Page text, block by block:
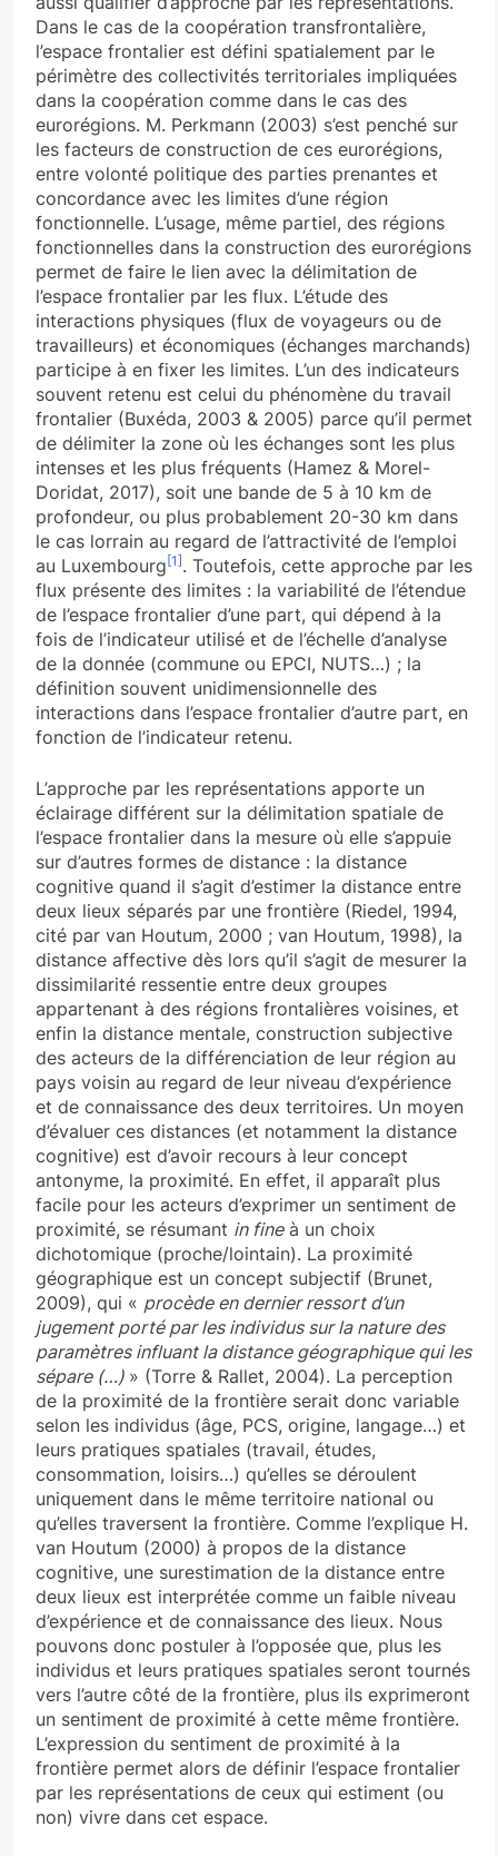
Dans le cas de la coopération transfrontalière,
l’espace frontalier est défini spatialement par le
périmètre des collectivités territoriales impliquées
dans la coopération comme dans le cas des
eurorégions. M. Perkmann (2003) s’est penché sur
les facteurs de construction de ces eurorégions,
entre volonté politique des parties prenantes et
concordance avec les limites d’une région
fonctionnelle. L’usage, même partiel, des régions
fonctionnelles dans la construction des eurorégions
permet de faire le lien avec la délimitation de
l’espace frontalier par les flux. L’étude des
interactions physiques (flux de voyageurs ou de
travailleurs) et économiques (échanges marchands)
participe à en fixer les limites. L’un des indicateurs
souvent retenu est celui du phénomène du travail
frontalier (Buxéda, 2003 & 2005) parce qu’il permet
de délimiter la zone où les échanges sont les plus
intenses et les plus fréquents (Hamez & Morel-
Doridat, 2017), soit une bande de 5 à 10 km de
profondeur, ou plus probablement 20-30 km dans
le cas lorrain au regard de l’attractivité de l’emploi
au Luxembourg [1] . Toutefois, cette approche par les
flux présente des limites : la variabilité de l’étendue
de l’espace frontalier d’une part, qui dépend à la
fois de l’indicateur utilisé et de l’échelle d’analyse
de la donnée (commune ou EPCI, NUTS…) ; la
définition souvent unidimensionnelle des
interactions dans l’espace frontalier d’autre part, en
fonction de l’indicateur retenu.
L’approche par les représentations apporte un
éclairage différent sur la délimitation spatiale de
l’espace frontalier dans la mesure où elle s’appuie
sur d’autres formes de distance : la distance
cognitive quand il s’agit d’estimer la distance entre
deux lieux séparés par une frontière (Riedel, 1994,
cité par van Houtum, 2000 ; van Houtum, 1998), la
distance affective dès lors qu’il s’agit de mesurer la
dissimilarité ressentie entre deux groupes
appartenant à des régions frontalières voisines, et
enfin la distance mentale, construction subjective
des acteurs de la différenciation de leur région au
pays voisin au regard de leur niveau d’expérience
et de connaissance des deux territoires. Un moyen
d’évaluer ces distances (et notamment la distance
cognitive) est d’avoir recours à leur concept
antonyme, la proximité. En effet, il apparaît plus
facile pour les acteurs d’exprimer un sentiment de
proximité, se résumant in fineà un choix
dichotomique (proche/lointain). La proximité
géographique est un concept subjectif (Brunet,
2009), qui « procède en dernier ressort d’un
jugement porté par les individus sur la nature des
paramètres influant la distance géographique qui les
sépare (…) » (Torre & Rallet, 2004). La perception
de la proximité de la frontière serait donc variable
selon les individus (âge, PCS, origine, langage…) et
leurs pratiques spatiales (travail, études,
consommation, loisirs…) qu’elles se déroulent
uniquement dans le même territoire national ou
qu’elles traversent la frontière. Comme l’explique H.
van Houtum (2000) à propos de la distance
cognitive, une surestimation de la distance entre
deux lieux est interprétée comme un faible niveau
d’expérience et de connaissance des lieux. Nous
pouvons donc postuler à l’opposée que, plus les
individus et leurs pratiques spatiales seront tournés
vers l’autre côté de la frontière, plus ils exprimeront
un sentiment de proximité à cette même frontière.
L’expression du sentiment de proximité à la
frontière permet alors de définir l’espace frontalier
par les représentations de ceux qui estiment (ou
non) vivre dans cet espace.